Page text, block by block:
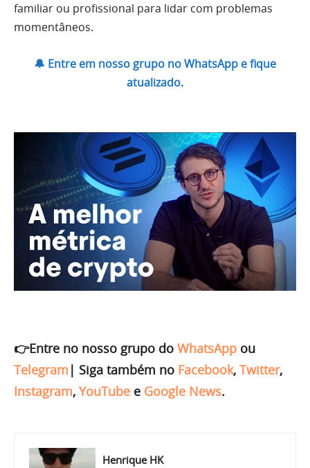
familiar ou profissional para lidar com problemas
momentâneos.
🔔 Entre em nosso grupo no WhatsApp e fique
atualizado.
👉Entre no nosso grupo do WhatsApp ou
Telegram | Siga também no Facebook, Twitter,
Instagram, YouTube e Google News.
Henrique HK